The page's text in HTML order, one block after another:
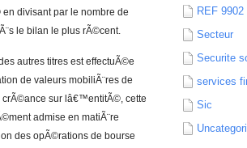
divisant par le nombre de
le bilan le plus rÃ©cent.
autres titres est effectuÃ©e
de valeurs mobiliÃ¨res de
sur lâ€™entitÃ©, cette
admise en matiÃ¨re
des opÃ©rations de bourse
REF 9902
Secteur
Securite
services
Sic